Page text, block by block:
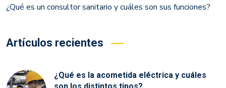
¿Qué es un consultor sanitario y cuáles son sus funciones?
Artículos recientes
¿Qué es la acometida eléctrica y cuáles